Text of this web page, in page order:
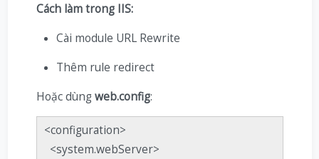
Cách làm trong IIS:
Cài module URL Rewrite
Thêm rule redirect
Hoặc dùngweb.config:
<configuration>
<system.webServer>